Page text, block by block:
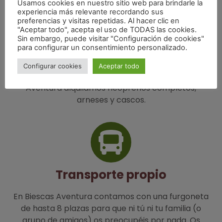
barrancos.
Desde Biescas Aventura te ofrecemos la
posibilidad de realizar descenso de barrancos con
nuestros guías. Pero estás pensando en hacer un
barranco por tu cuenta y solo te falta material, no
tienes que preocuparte por nada. En Biescas
Aventura alquilamos neoprenos completos,
arneses y cascos.
Transporte propio
En Biescas Aventura contamos con una furgoneta
de hasta 8 plazas para que ni tú ni tu familia (o
Usamos cookies en nuestro sitio web para brindarle la
experiencia más relevante recordando sus
preferencias y visitas repetidas. Al hacer clic en
"Aceptar todo", acepta el uso de TODAS las cookies.
Sin embargo, puede visitar "Configuración de cookies"
para configurar un consentimiento personalizado.
Configurar cookies Aceptar todo